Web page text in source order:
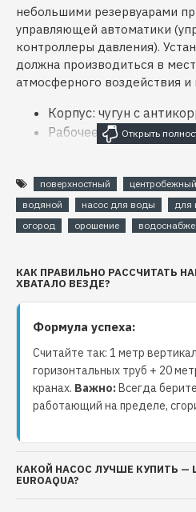
небольшими резервуарами
управляющей автоматики
контроллеры давления).
должна производиться в
атмосферного воздействия и
Корпус: чугун с
Рабочее колесо:
Электродвигатель:
Тип двигателя:
обмотку термозащитой
Подшипник: качения
Обмотки статора: медь
Напряжение: 220-240 В
Класс изоляции: F
Класс защиты: IPX4
Длина кабеля: 1 м.
Максимальная
среды: +40 С
Максимальная
жидкости: +60 С
поверхностный центробежный
водяной
насос для воды для
огород
орошение
КАК ПРАВИЛЬНО РАССЧИТАТЬ
ХВАТАЛО ВЕЗДЕ?
Формула успеха:
Считайте так: 1 метр
горизонтальных труб + 20
кранах. Важно:Всегда
работающий на пределе,
КАКОЙ НАСОС ЛУЧШЕ КУПИТЬ —
EUROAQUA?